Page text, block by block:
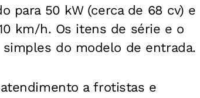
para 50 kW (cerca de 68 cv) e
km/h. Os itens de série e o
do modelo de entrada.
a frotistas e